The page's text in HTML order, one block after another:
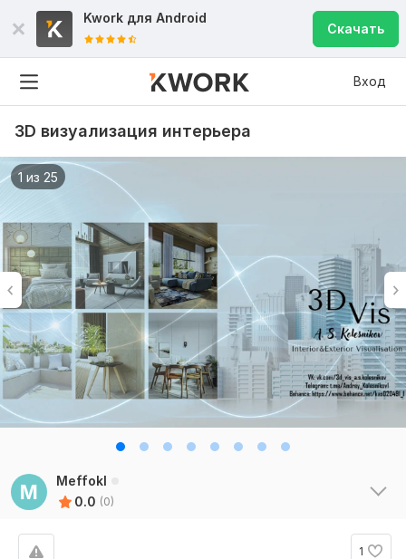
Kwork для Android
Скачать
Вход
3D визуализация интерьера
1 из 25
M
Meffokl
0.0 (0)
1